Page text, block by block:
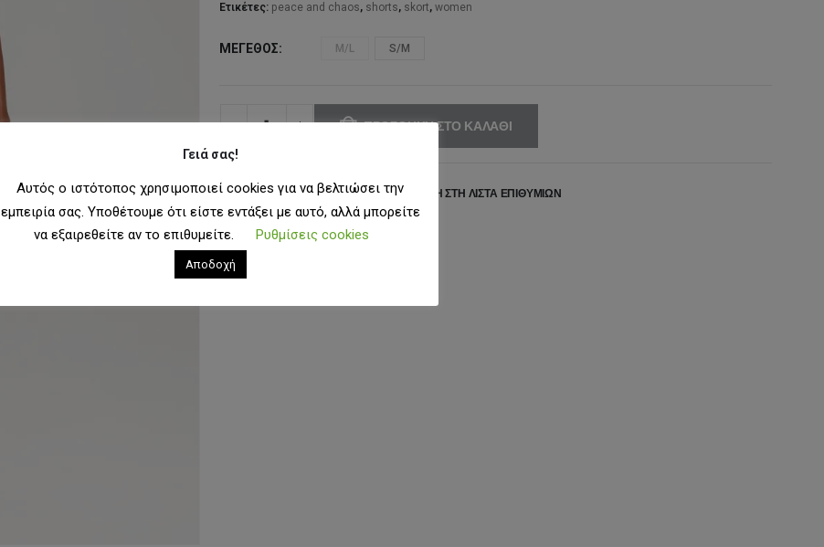
Ετικέτες: peace and chaos, shorts, skort, women
ΜΈΓΕΘΟΣ M/L S/M
ΠΡΟΣΘΉΚΗ ΣΤΟ ΚΑΛΆΘΙ
ΠΡΟΣΘΉΚΗ ΣΤΗ ΛΊΣΤΑ ΕΠΙΘΥΜΙΏΝ
Γειά σας!
Αυτός ο ιστότοπος χρησιμοποιεί cookies για να βελτιώσει την
εμπειρία σας. Υποθέτουμε ότι είστε εντάξει με αυτό, αλλά μπορείτε
να εξαιρεθείτε αν το επιθυμείτε.
Ρυθμίσεις cookies
Αποδοχή